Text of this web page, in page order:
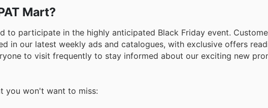
Mart?
participate in the highly anticipated Black Friday event.
in our latest weekly ads and catalogues, with exclusive offers
to visit frequently to stay informed about our exciting new
you won't want to miss: